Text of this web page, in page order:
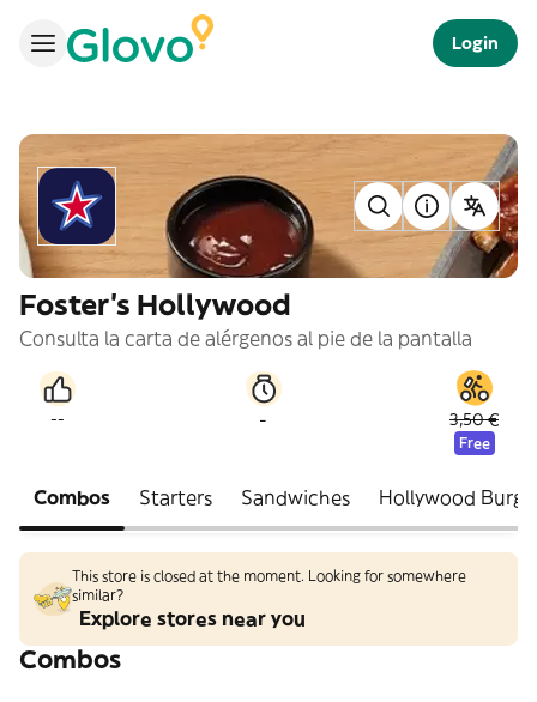
Login
Foster's Hollywood
Consulta la carta de alérgenos al pie de la pantalla
-- - 3,50 €
Free
Combos Starters Sandwiches Hollywood
This store is closed at the moment. Looking for somewhere
similar?
Explore stores near you
Combos